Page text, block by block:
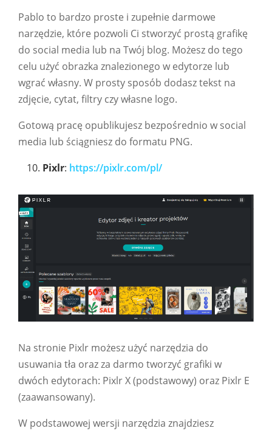
Pablo to bardzo proste i zupełnie darmowe
narzędzie, które pozwoli Ci stworzyć prostą grafikę
do social media lub na Twój blog. Możesz do tego
celu użyć obrazka znalezionego w edytorze lub
wgrać własny. W prosty sposób dodasz tekst na
zdjęcie, cytat, filtry czy własne logo.
Gotową pracę opublikujesz bezpośrednio w social
media lub ściągniesz do formatu PNG.
Pixlr: https://pixlr.com/pl/
Na stronie Pixlr możesz użyć narzędzia do
usuwania tła oraz za darmo tworzyć grafiki w
dwóch edytorach: Pixlr X (podstawowy) oraz Pixlr E
(zaawansowany).
W podstawowej wersji narzędzia znajdziesz